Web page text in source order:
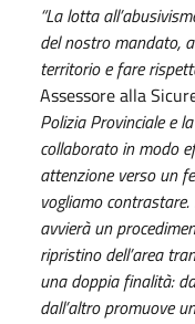
“La lotta
del nostro mandato,
territorio e fare
Assessore alla
Polizia Provinciale e
collaborato in modo
attenzione verso un
vogliamo
avvierà un
ripristino dell’area
una doppia finalità:
dall’altro promuove